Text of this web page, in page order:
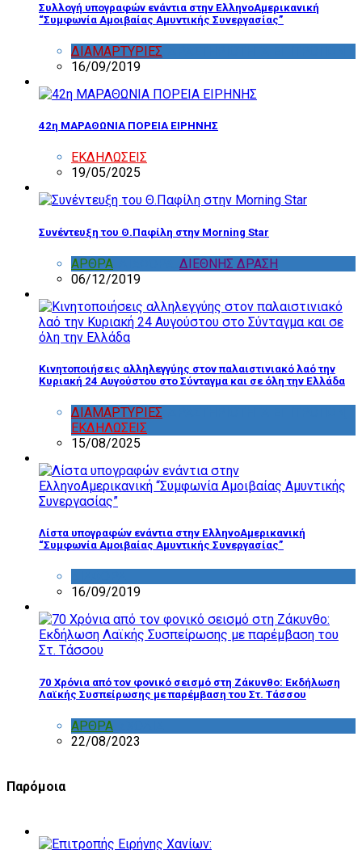
Συλλογή υπογραφών ενάντια στην ΕλληνοΑμερικανική
“Συμφωνία Αμοιβαίας Αμυντικής Συνεργασίας”
ΔΙΑΜΑΡΤΥΡΙΕΣ
16/09/2019
42η ΜΑΡΑΘΩΝΙΑ ΠΟΡΕΙΑ ΕΙΡΗΝΗΣ
ΕΚΔΗΛΩΣΕΙΣ
19/05/2025
Συνέντευξη του Θ.Παφίλη στην Morning Star
ΑΡΘΡΑ
ΔΙΕΘΝΗΣ ΔΡΑΣΗ
06/12/2019
Κινητοποιήσεις αλληλεγγύης στον παλαιστινιακό λαό την
Κυριακή 24 Αυγούστου στο Σύνταγμα και σε όλη την Ελλάδα
ΔΙΑΜΑΡΤΥΡΙΕΣ
ΕΚΔΗΛΩΣΕΙΣ
15/08/2025
Λίστα υπογραφών ενάντια στην ΕλληνοΑμερικανική
“Συμφωνία Αμοιβαίας Αμυντικής Συνεργασίας”
16/09/2019
70 Χρόνια από τον φονικό σεισμό στη Ζάκυνθο: Εκδήλωση
Λαϊκής Συσπείρωσης με παρέμβαση του Στ. Τάσσου
ΑΡΘΡΑ
22/08/2023
Παρόμοια